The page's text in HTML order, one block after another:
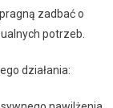
zadbać o
potrzeb.
działania: